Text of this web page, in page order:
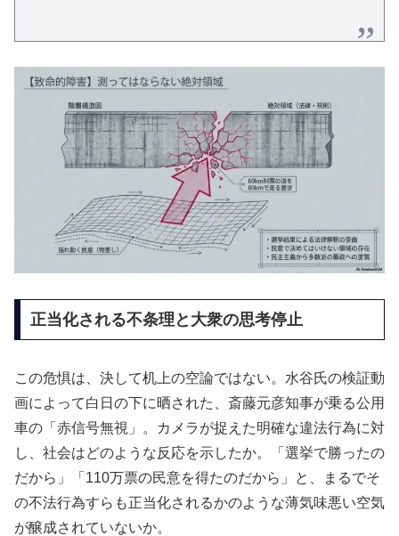
正当化される不条理と大衆の思考停止
この危惧は、決して机上の空論ではない。水谷氏の検証動
画によって白日の下に晒された、斎藤元彦知事が乗る公用
車の「赤信号無視」。カメラが捉えた明確な違法行為に対
し、社会はどのような反応を示したか。「選挙で勝ったの
だから」「110万票の民意を得たのだから」と、まるでそ
の不法行為すらも正当化されるかのような薄気味悪い空気
が醸成されていないか。